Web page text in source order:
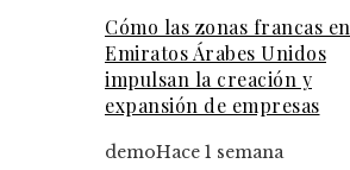
Cómo las zonas francas en
Emiratos Árabes Unidos
impulsan la creación y
expansión de empresas
demoHace 1 semana